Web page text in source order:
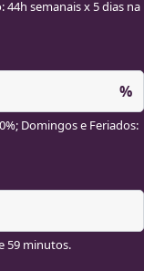
semanais x 5 dias na
%
Domingos e Feriados:
59 minutos.